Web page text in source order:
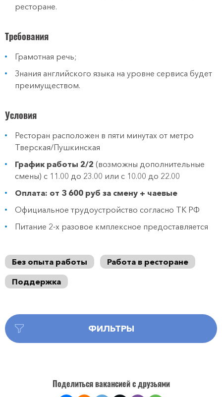
ресторане.
Требования
Грамотная речь;
Знания английского языка на уровне сервиса будет
преимуществом.
Условия
Ресторан расположен в пяти минутах от метро
Тверская/Пушкинская
График работы 2/2 (возможны дополнительные
смены) с 11.00 до 23.00 или с 10.00 до 22.00
Оплата: от 3 600 руб за смену + чаевые
Официальное трудоустройство согласно ТК РФ
Питание 2-х разовое кмплексное предоставляется
Без опыта работы
Работа в ресторане
Поддержка
ФИЛЬТРЫ
Поделиться вакансией с друзьями